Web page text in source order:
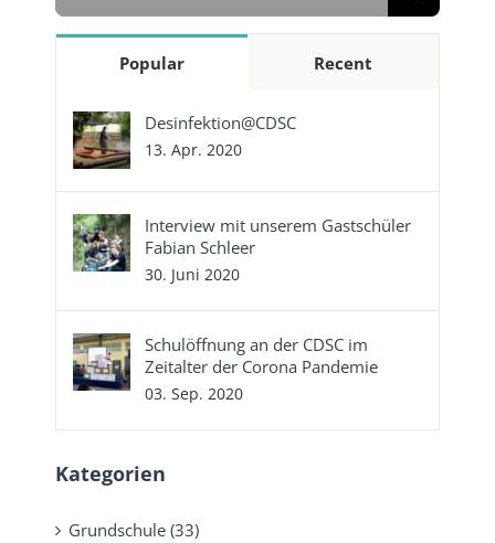
Popular Recent
Desinfektion@CDSC
13. Apr. 2020
Interview mit unserem Gastschüler
Fabian Schleer
30. Juni 2020
Schulöffnung an der CDSC im
Zeitalter der Corona Pandemie
03. Sep. 2020
Kategorien
Grundschule (33)